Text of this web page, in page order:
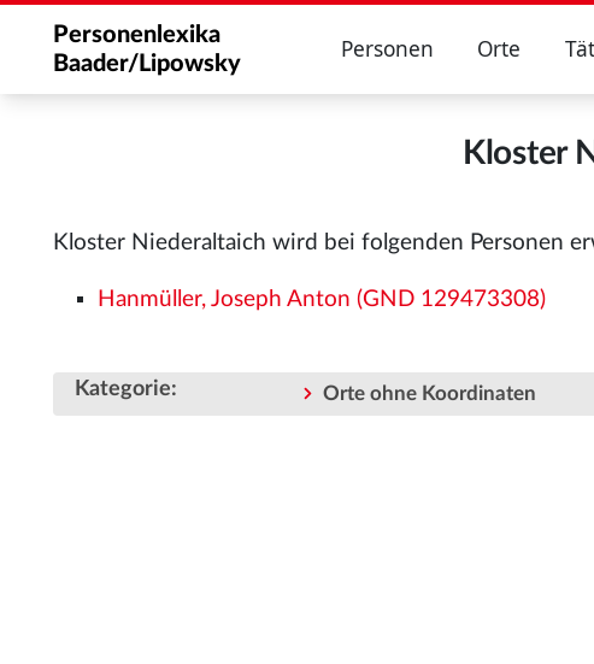
Personenlexika
Baader/Lipowsky
Personen Orte
Kloster
Kloster Niederaltaich wird bei folgenden Personen
Hanmüller, Joseph Anton (GND 129473308)
Kategorie: Orte ohne Koordinaten